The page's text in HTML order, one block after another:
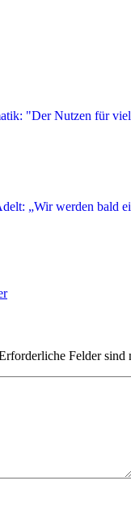
Felder sind